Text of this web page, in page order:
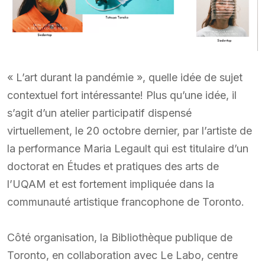
« L’art durant la pandémie », quelle idée de sujet
contextuel fort intéressante! Plus qu’une idée, il
s’agit d’un atelier participatif dispensé
virtuellement, le 20 octobre dernier, par l’artiste de
la performance Maria Legault qui est titulaire d’un
doctorat en Études et pratiques des arts de
l’UQAM et est fortement impliquée dans la
communauté artistique francophone de Toronto.
Côté organisation, la Bibliothèque publique de
Toronto, en collaboration avec Le Labo, centre